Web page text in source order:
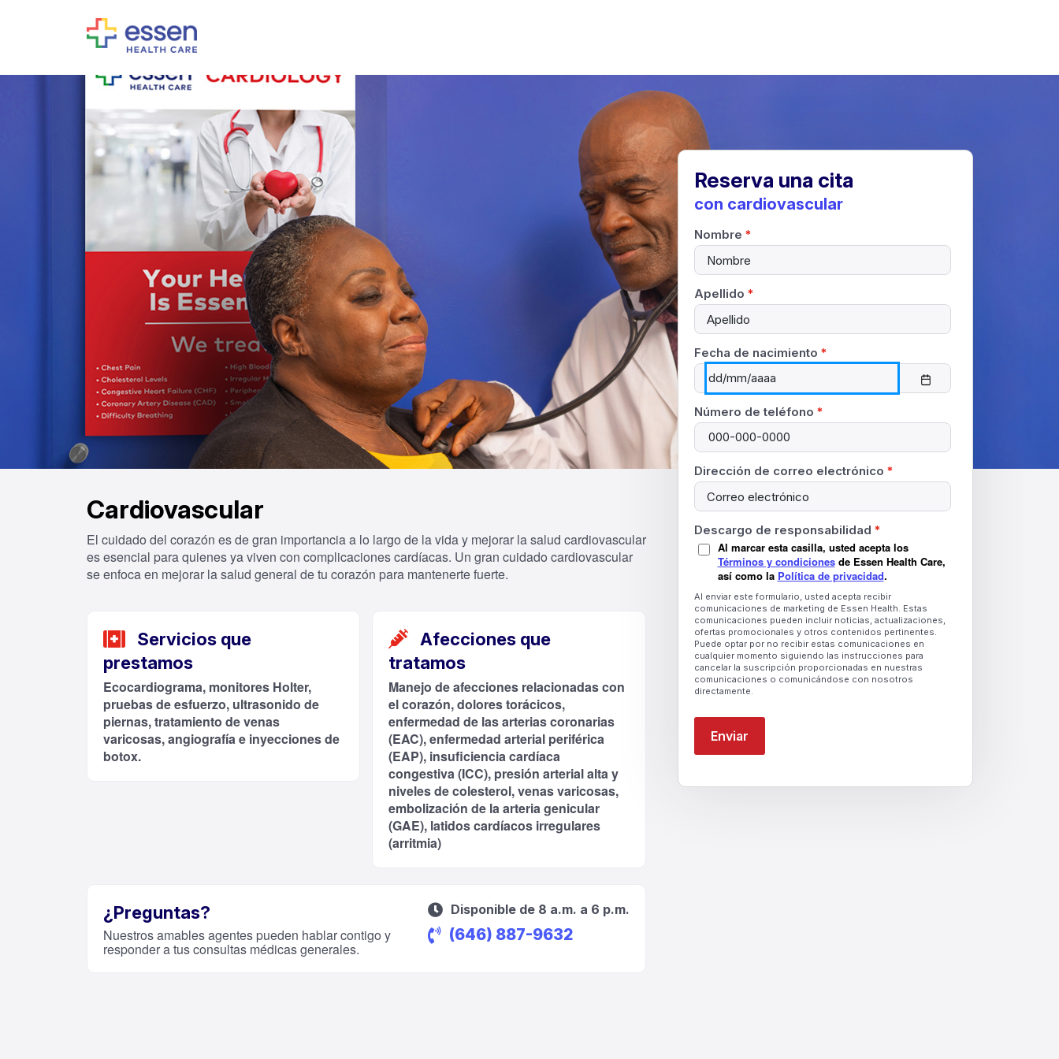
Cardiovascular
El cuidado del corazón es de gran importancia a lo largo de la vida y mejorar la salud cardiovascular
es esencial para quienes ya viven con complicaciones cardíacas. Un gran cuidado cardiovascular
se enfoca en mejorar la salud general de tu corazón para mantenerte fuerte.
Servicios que
prestamos
Ecocardiograma, monitores Holter,
pruebas de esfuerzo, ultrasonido de
piernas, tratamiento de venas
varicosas, angiografía e inyecciones de
botox.
Afecciones que
tratamos
Manejo de afecciones relacionadas con
el corazón, dolores torácicos,
enfermedad de las arterias coronarias
(EAC), enfermedad arterial periférica
(EAP), insuficiencia cardíaca
congestiva (ICC), presión arterial alta y
niveles de colesterol, venas varicosas,
embolización de la arteria genicular
(GAE), latidos cardíacos irregulares
(arritmia)
¿Preguntas?
Nuestros amables agentes pueden hablar contigo y
responder a tus consultas médicas generales.
Disponible de 8 a.m. a 6 p.m.
(646) 887-9632
Reserva una cita
con cardiovascular
Nombre *
Apellido *
Fecha de nacimiento *
Número de teléfono *
Dirección de correo electrónico *
Descargo de responsabilidad *
Al marcar esta casilla, usted acepta los
Términos y condicionesde Essen Health Care,
así como la Política de privacidad.
Al enviar este formulario, usted acepta recibir
comunicaciones de marketing de Essen Health. Estas
comunicaciones pueden incluir noticias, actualizaciones,
ofertas promocionales y otros contenidos pertinentes.
Puede optar por no recibir estas comunicaciones en
cualquier momento siguiendo las instrucciones para
cancelar la suscripción proporcionadas en nuestras
comunicaciones o comunicándose con nosotros
directamente.
Enviar